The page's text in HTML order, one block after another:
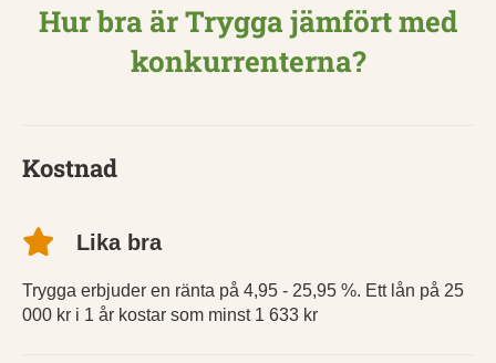
Hur bra är Trygga jämfört med
konkurrenterna?
Kostnad
Lika bra
Trygga erbjuder en ränta på 4,95 - 25,95 %. Ett lån på 25
000 kr i 1 år kostar som minst 1 633 kr